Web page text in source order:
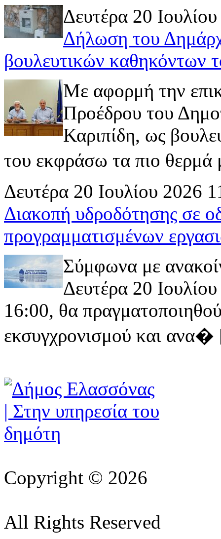
Δευτέρα 20
Δήλωση του
βουλευτικών καθηκόντων
Με αφορμή την
Προέδρου του
Καριπίδη, ως
του εκφράσω τα πιο
Δευτέρα 20 Ιουλίου 2026
Διακοπή υδροδότησης σε
προγραμματισμένων
Σύμφωνα με
Δευτέρα 20
16:00, θα
εκσυγχρονισμού και
Copyright © 2026
All Rights Reserved